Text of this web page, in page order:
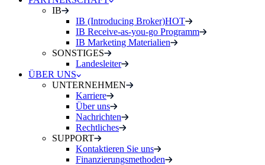
IB
IB (Introducing Broker)HOT
IB Receive-as-you-go Programm
IB Marketing Materialien
SONSTIGES
Landesleiter
ÜBER UNS
UNTERNEHMEN
Karriere
Über uns
Nachrichten
Rechtliches
SUPPORT
Kontaktieren Sie uns
Finanzierungsmethoden